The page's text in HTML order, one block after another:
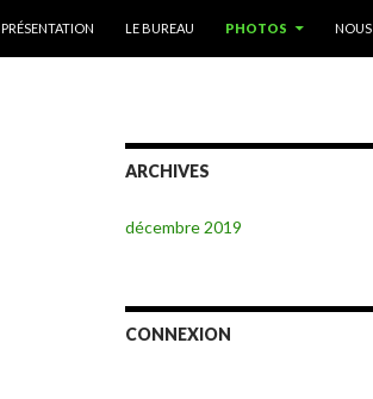
PRÉSENTATION
LE BUREAU PHOTOS
ARCHIVES
décembre 2019
CONNEXION